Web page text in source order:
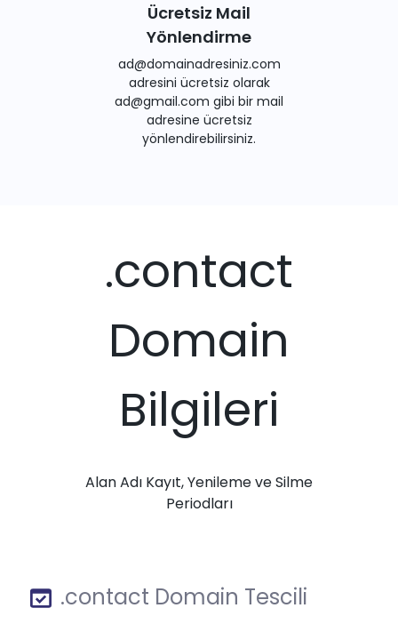
Ücretsiz Mail
Yönlendirme
ad@domainadresiniz.com
adresini ücretsiz olarak
ad@gmail.com gibi bir mail
adresine ücretsiz
yönlendirebilirsiniz.
.contact
Domain
Bilgileri
Alan Adı Kayıt, Yenileme ve Silme
Periodları
.contact Domain Tescili